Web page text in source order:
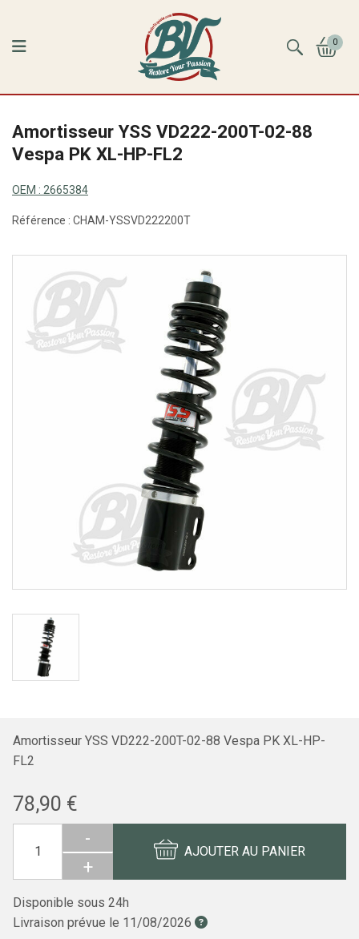
0
Amortisseur YSS VD222-200T-02-88
Vespa PK XL-HP-FL2
OEM : 2665384
Référence : CHAM-YSSVD222200T
Amortisseur YSS VD222-200T-02-88 Vespa PK XL-HP-
FL2
78,90 €
-
+
AJOUTER AU PANIER
Disponible sous 24h
Livraison prévue le 11/08/2026